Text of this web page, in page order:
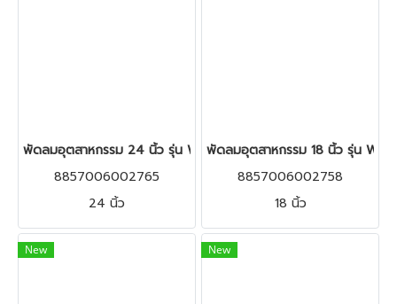
พัดลมอุตสาหกรรม 24 นิ้ว รุ่น WH-F600
8857006002765
24 นิ้ว
พัดลมอุตสาหกรรม 18 นิ้ว รุ่น WH-
8857006002758
18 นิ้ว
New New